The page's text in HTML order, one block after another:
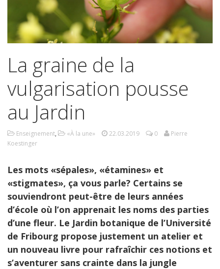
La graine de la
vulgarisation pousse
au Jardin
Enseignement, «À la une» 22.03.2019 0
Pierre
Koestinger
Les mots «sépales», «étamines» et
«stigmates», ça vous parle? Certains se
souviendront peut-être de leurs années
d’école où l’on apprenait les noms des parties
d’une fleur. Le Jardin botanique de l’Université
de Fribourg propose justement un atelier et
un nouveau livre pour rafraîchir ces notions et
s’aventurer sans crainte dans la jungle